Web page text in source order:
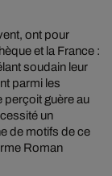
ont pour
et la France :
soudain leur
parmi les
perçoit guère au
un
de motifs de ce
Roman